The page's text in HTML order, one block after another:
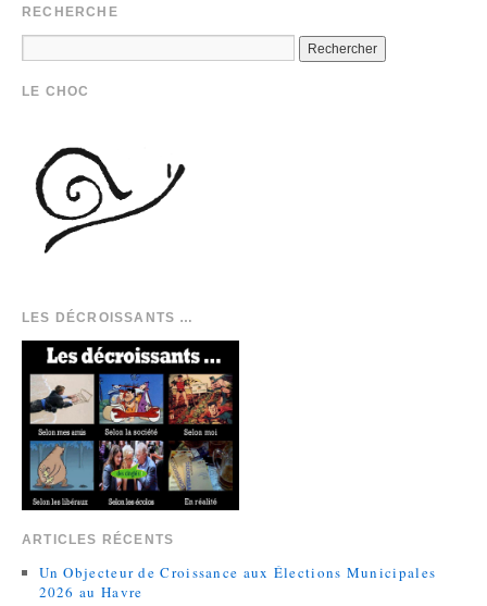
RECHERCHE
LE CHOC
LES DÉCROISSANTS …
ARTICLES RÉCENTS
Un Objecteur de Croissance aux Élections Municipales
2026 au Havre